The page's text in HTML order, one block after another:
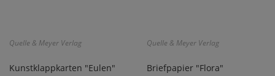
Quelle & Meyer Verlag
Kunstklappkarten "Eulen"
Quelle & Meyer Verlag
Briefpapier "Flora"